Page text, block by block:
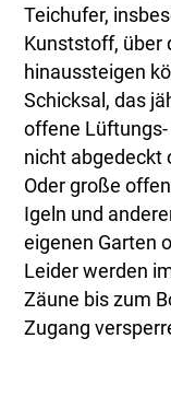
Teichufer,
Kunststoff, über
hinaussteigen
Schicksal, das
offene
nicht abgedeckt
Oder große
Igeln und
eigenen Garten
Leider werden
Zäune bis zum
Zugang